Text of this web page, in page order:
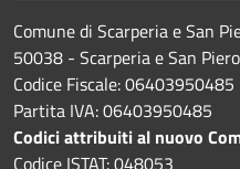
Comune di Scarperia e San
50038 - Scarperia e San
Codice Fiscale: 06403950485
Partita IVA: 06403950485
Codici attribuiti al nuovo
Codice ISTAT: 048053